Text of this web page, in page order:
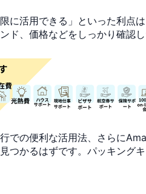
に活用できる」といった利点
、価格などをしっかり確認し
での便利な活用法、さらに
つかるはずです。パッキング